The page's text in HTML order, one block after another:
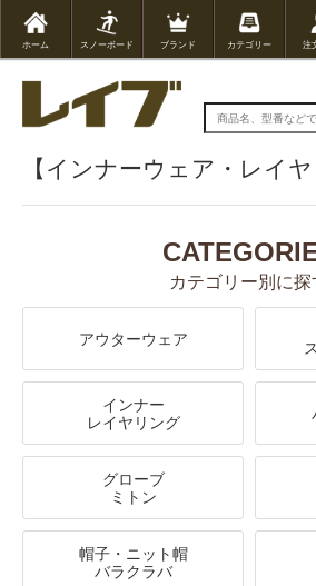
ホーム スノーボード ブランド カテゴリー 注
【インナーウェア・レイヤ
カテゴリー別に探
アウターウェア
インナー
レイヤリング
グローブ
ミトン
帽子・ニット帽
バラクラバ